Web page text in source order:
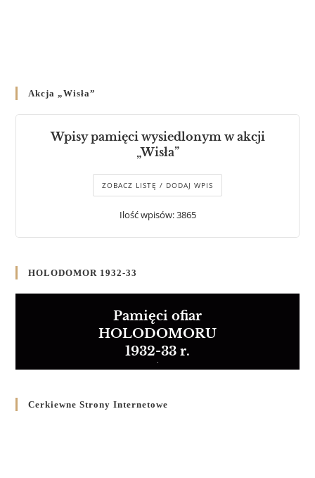
Akcja „Wisła”
Wpisy pamięci wysiedlonym w akcji
„Wisła”
ZOBACZ LISTĘ / DODAJ WPIS
Ilość wpisów: 3865
HOLODOMOR 1932-33
Pamięci ofiar
HOLODOMORU
1932-33 r.
Cerkiewne Strony Internetowe